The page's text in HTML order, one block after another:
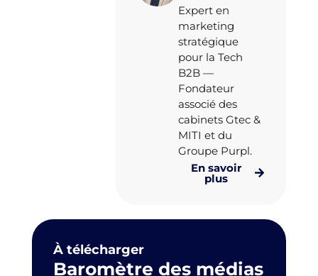
Expert en
marketing
stratégique
pour la Tech
B2B —
Fondateur
associé des
cabinets Gtec &
MITI et du
Groupe Purpl.
En savoir
plus
À télécharger
Baromètre des médias